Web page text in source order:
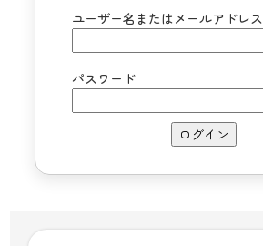
ユーザー名またはメールアドレス
パスワード